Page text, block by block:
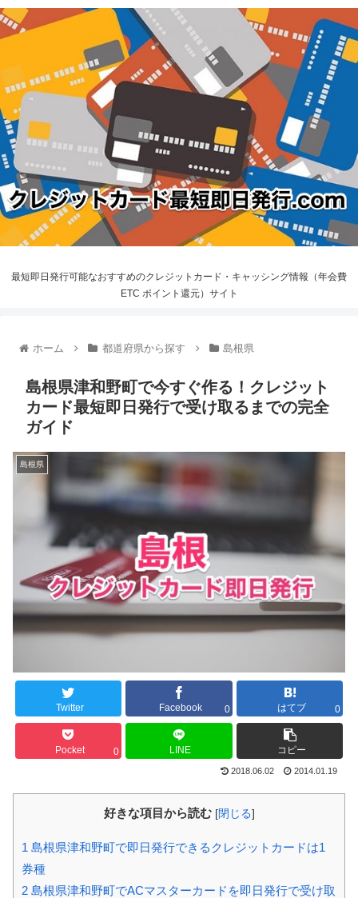
最短即日発行可能なおすすめのクレジットカード・キャッシング情報（年会費
ETC ポイント還元）サイト
ホーム 都道府県から探す 島根県
島根県津和野町で今すぐ作る！クレジット
カード最短即日発行で受け取るまでの完全
ガイド
島根県
Twitter Facebook 0 はてブ 0
Pocket 0 LINE コピー
2018.06.02 2014.01.19
好きな項目から読む [閉じる]
1 島根県津和野町で即日発行できるクレジットカードは1
券種
2 島根県津和野町でACマスターカードを即日発行で受け取